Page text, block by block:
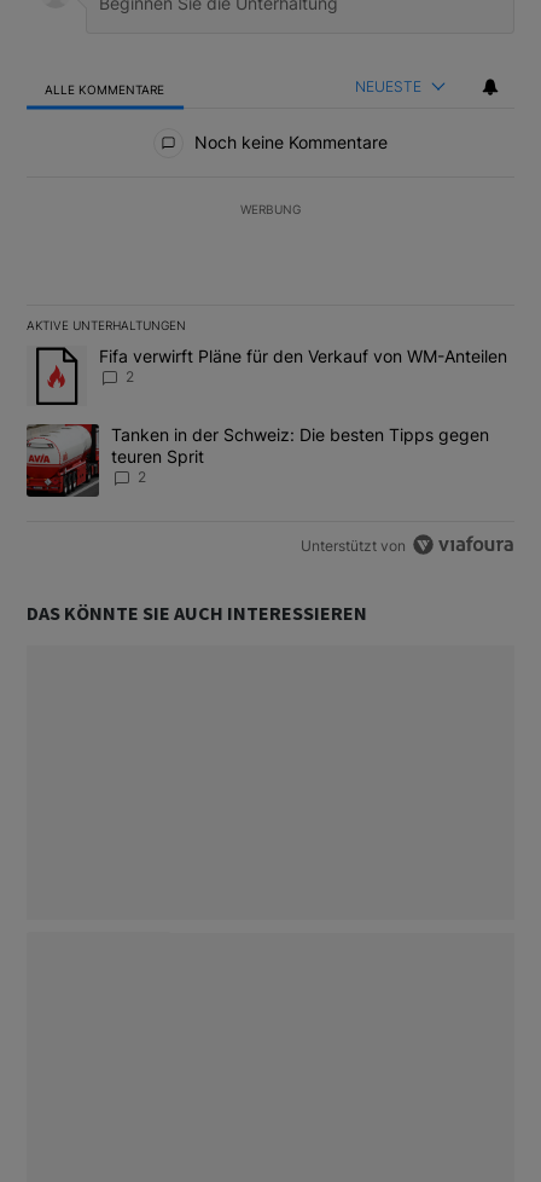
ALLE KOMMENTARE NEUESTE
Noch keine Kommentare
WERBUNG
AKTIVE UNTERHALTUNGEN
Das Folgende ist eine Liste der am meisten kommentierten
Ein Trendartikel mit dem Titel "Fifa verwirft Pläne für den
Fifa verwirft Pläne für den Verkauf von WM-Anteilen
2
Ein Trendartikel mit dem Titel "Tanken in der Schweiz: Die
Tanken in der Schweiz: Die besten Tipps gegen
teuren Sprit
2
Unterstützt von
DAS KÖNNTE SIE AUCH INTERESSIEREN